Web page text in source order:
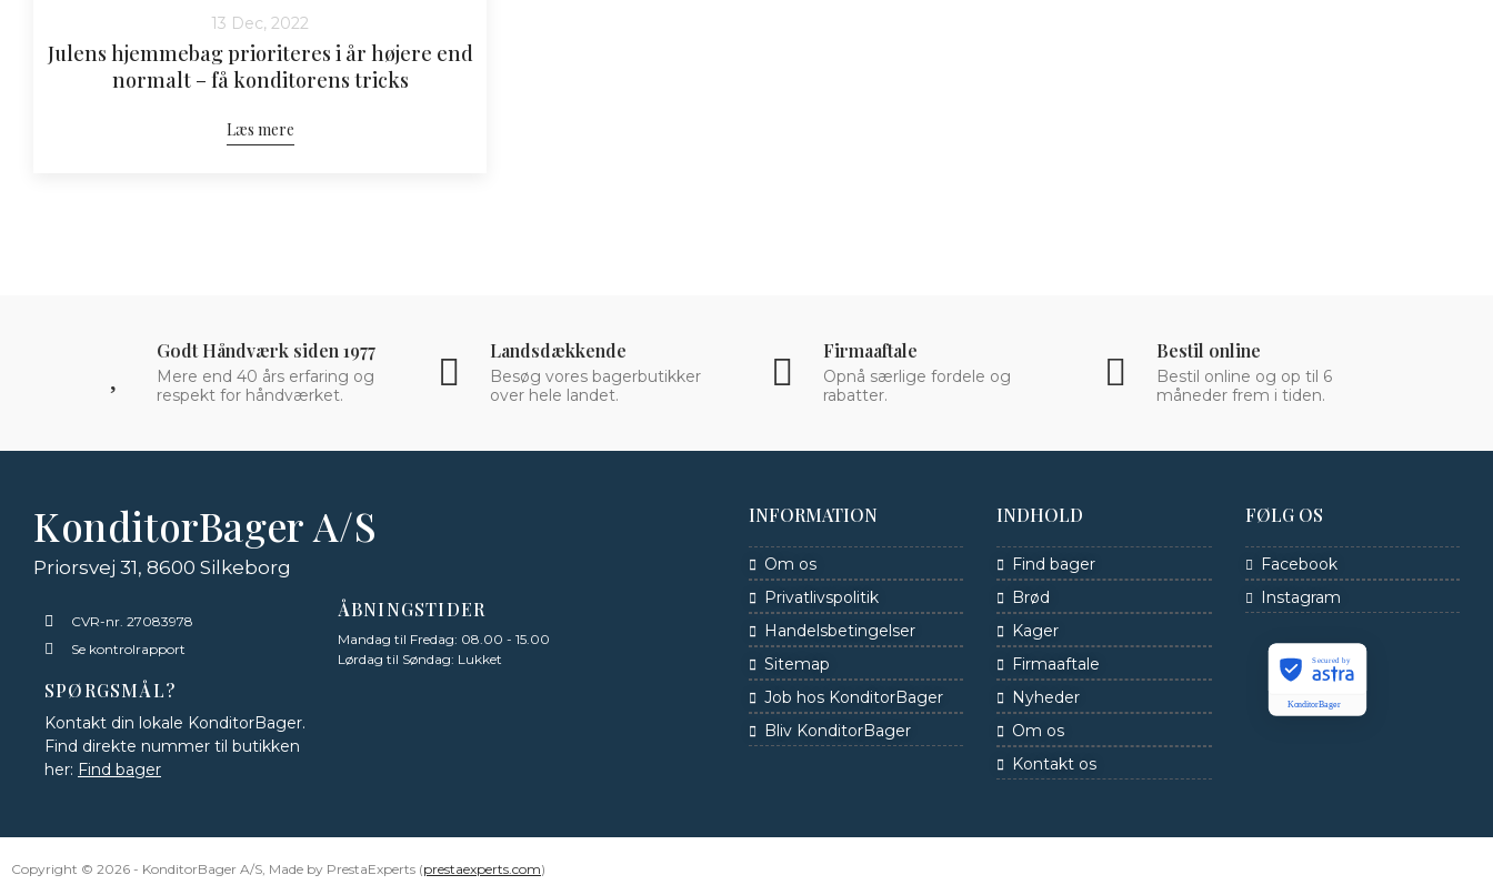
13 Dec, 2022
Julens hjemmebag prioriteres i år højere end
normalt – få konditorens tricks
Læs mere
Godt Håndværk siden 1977
Mere end 40 års erfaring og
respekt for håndværket.
Landsdækkende
Besøg vores bagerbutikker
over hele landet.
Firmaaftale
Opnå særlige fordele og
rabatter.
Bestil online
Bestil online og op til 6
måneder frem i tiden.
KonditorBager A/S
Priorsvej 31, 8600 Silkeborg
CVR-nr. 27083978
Se kontrolrapport
SPØRGSMÅL?
Kontakt din lokale KonditorBager.
Find direkte nummer til butikken
her: Find bager
ÅBNINGSTIDER
Mandag til Fredag: 08.00 - 15.00
Lørdag til Søndag: Lukket
INFORMATION
Om os
Privatlivspolitik
Handelsbetingelser
Sitemap
Job hos KonditorBager
Bliv KonditorBager
INDHOLD
Find bager
Brød
Kager
Firmaaftale
Nyheder
Om os
Kontakt os
FØLG OS
Facebook
Instagram
KonditorBager
Secured by
Copyright © 2026 - KonditorBager A/S, Made by PrestaExperts (prestaexperts.com)